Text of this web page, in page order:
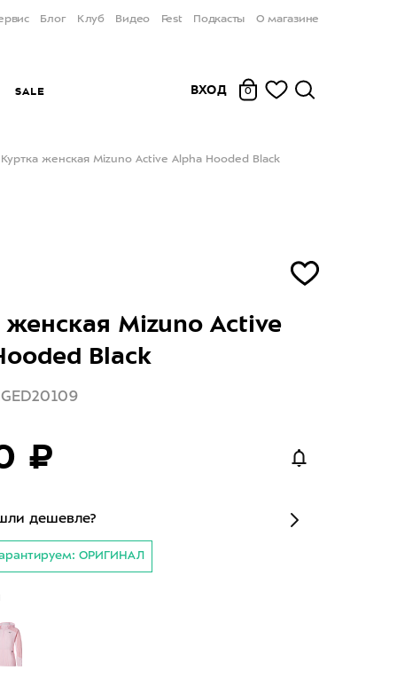
Блог Клуб Видео Fest Подкасты О магазине
SALE ВХОД 0
Куртка женская Mizuno Active Alpha Hooded Black
женская Mizuno Active
Black
₽
дешевле?
ОРИГИНАЛ